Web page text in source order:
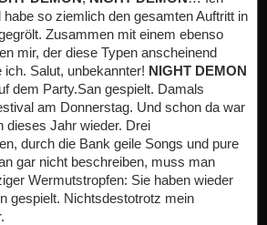
habe so ziemlich den gesamten Auftritt in
Zusammen mit einem ebenso
mir, der diese Typen anscheinend
Salut, unbekannter! NIGHT DEMON
dem Party.San gespielt. Damals
am Donnerstag. Und schon da war
dieses Jahr wieder. Drei
durch die Bank geile Songs und pure
gar nicht beschreiben, muss man
Wermutstropfen: Sie haben wieder
gespielt. Nichtsdestotrotz mein